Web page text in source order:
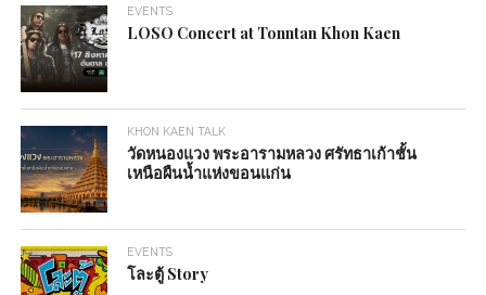
EVENTS
LOSO Concert at Tonntan Khon Kaen
KHON KAEN TALK
วัดหนองแวง พระอารามหลวง ศรัทธาเก้าชั้น
เหนือผืนน้ำแห่งขอนแก่น
EVENTS
โละตู้ Story